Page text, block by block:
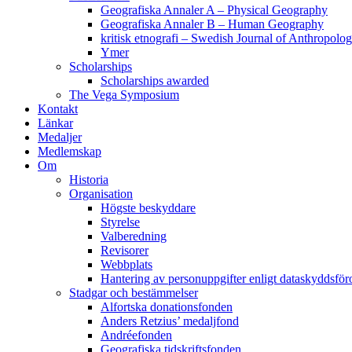
Geografiska Annaler A – Physical Geography
Geografiska Annaler B – Human Geography
kritisk etnografi – Swedish Journal of
Ymer
Scholarships
Scholarships awarded
The Vega Symposium
Kontakt
Länkar
Medaljer
Medlemskap
Om
Historia
Organisation
Högste beskyddare
Styrelse
Valberedning
Revisorer
Webbplats
Hantering av personuppgifter enligt
Stadgar och bestämmelser
Alfortska donationsfonden
Anders Retzius’ medaljfond
Andréefonden
Geografiska tidskriftsfonden